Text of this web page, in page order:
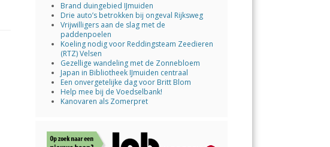
Brand duingebied IJmuiden
Drie auto’s betrokken bij ongeval Rijksweg
Vrijwilligers aan de slag met de
paddenpoelen
Koeling nodig voor Reddingsteam Zeedieren
(RTZ) Velsen
Gezellige wandeling met de Zonnebloem
Japan in Bibliotheek IJmuiden centraal
Een onvergetelijke dag voor Britt Blom
Help mee bij de Voedselbank!
Kanovaren als Zomerpret